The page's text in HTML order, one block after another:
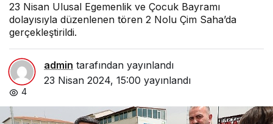
23 Nisan Ulusal Egemenlik ve Çocuk Bayramı
dolayısıyla düzenlenen tören 2 Nolu Çim Saha’da
gerçekleştirildi.
admin tarafından yayınlandı
23 Nisan 2024, 15:00 yayınlandı
4